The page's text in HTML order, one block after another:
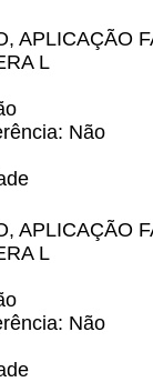
APLICAÇÃO
L
Não
APLICAÇÃO
L
Não